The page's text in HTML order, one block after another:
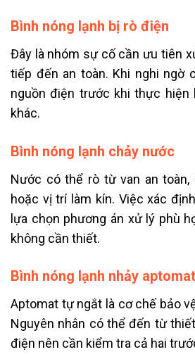
Bình nóng lạnh bị rò điện
Đây là nhóm sự cố cần ưu tiên
tiếp đến an toàn. Khi nghi ngờ
nguồn điện trước khi thực hiện
khác.
Bình nóng lạnh chảy nước
Nước có thể rò từ van an
hoặc vị trí làm kín. Việc xác
lựa chọn phương án xử lý phù
không cần thiết.
Bình nóng lạnh nhảy aptomat
Aptomat tự ngắt là cơ chế bảo
Nguyên nhân có thể đến từ
điện nên cần kiểm tra cả hai